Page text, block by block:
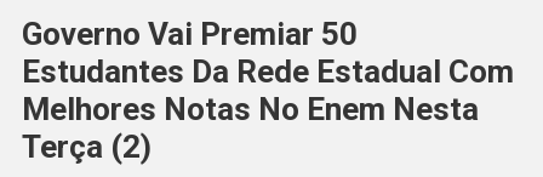
Governo Vai Premiar 50
Estudantes Da Rede Estadual Com
Melhores Notas No Enem Nesta
Terça (2)